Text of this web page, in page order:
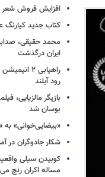
افزایش فروش شعر
کتاب جدید
محمد حقیقی،
ایران درگذشت
راهیابی ۲
رود آیلند
بازیگر مالزیایی،
بوسان شد
«بیضایی‌خوانی» به
شکار جادوگران در
کوبیدن سیلی
مساله اکران رنج